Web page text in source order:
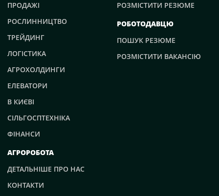
ПРОДАЖІ
РОСЛИННИЦТВО
ТРЕЙДИНГ
ЛОГІСТИКА
АГРОХОЛДИНГИ
ЕЛЕВАТОРИ
В КИЄВІ
СІЛЬГОСПТЕХНІКА
ФІНАНСИ
РОЗМІСТИТИ РЕЗЮМЕ
РОБОТОДАВЦЮ
ПОШУК РЕЗЮМЕ
РОЗМІСТИТИ ВАКАНСІЮ
АГРОРОБОТА
ДЕТАЛЬНІШЕ ПРО НАС
КОНТАКТИ